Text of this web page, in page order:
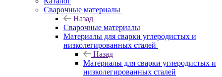
Сварочные материалы
Назад
Сварочные материалы
Материалы для сварки углеродистых и
низколегированных сталей
Назад
Материалы для сварки углеродистых и
низколегированных сталей